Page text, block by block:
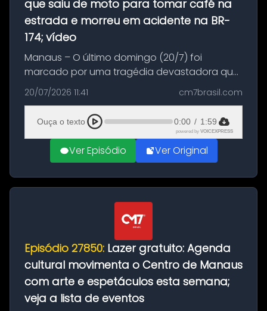
que saiu de moto para tomar café na
estrada e morreu em acidente na BR-
174; vídeo
Manaus – O último domingo (20/7) foi
marcado por uma tragédia devastadora que
resultou na morte precoce de dois jovens na
BR-174, na zona rural de Manaus. Um passeio
com destino a um típico café regio...
20/07/2026 11:41 cm7brasil.com
Ouça o texto 0:00 / 1:59
powered by VOICEXPRESS
Ver Episódio Ver Original
Episódio 27850: Lazer gratuito: Agenda
cultural movimenta o Centro de Manaus
com arte e espetáculos esta semana;
veja a lista de eventos